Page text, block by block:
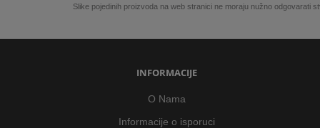
Slike pojedinih proizvoda na web stranici ne moraju nužno odgovarati
INFORMACIJE
O Nama
Informacije o isporuci